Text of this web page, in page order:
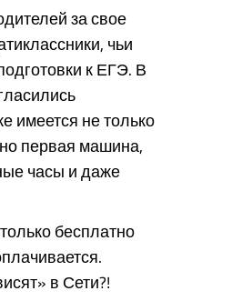
за свое
чьи
к ЕГЭ. В
имеется не только
первая машина,
часы и даже
бесплатно
в Сети?!